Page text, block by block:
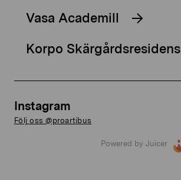
Vasa Academill
Korpo Skärgårdsresidens
Instagram
Följ oss @proartibus
Powered by Juicer